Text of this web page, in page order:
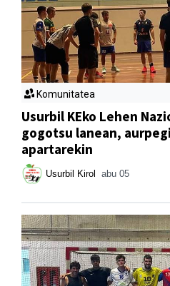
Komunitatea
Usurbil KEko Lehen
gogotsu lanean,
apartarekin
Usurbil Kirol abu 05